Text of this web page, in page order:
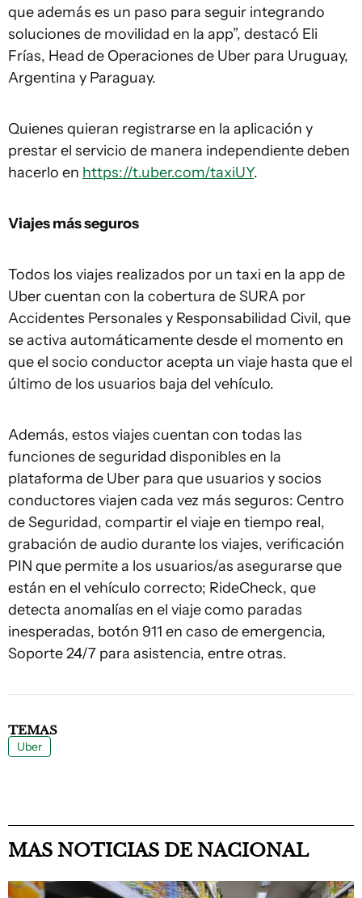
que además es un paso para seguir integrando
soluciones de movilidad en la app”, destacó Eli
Frías, Head de Operaciones de Uber para Uruguay,
Argentina y Paraguay.
Quienes quieran registrarse en la aplicación y
prestar el servicio de manera independiente deben
hacerlo en https://t.uber.com/taxiUY.
Viajes más seguros
Todos los viajes realizados por un taxi en la app de
Uber cuentan con la cobertura de SURA por
Accidentes Personales y Responsabilidad Civil, que
se activa automáticamente desde el momento en
que el socio conductor acepta un viaje hasta que el
último de los usuarios baja del vehículo.
Además, estos viajes cuentan con todas las
funciones de seguridad disponibles en la
plataforma de Uber para que usuarios y socios
conductores viajen cada vez más seguros: Centro
de Seguridad, compartir el viaje en tiempo real,
grabación de audio durante los viajes, verificación
PIN que permite a los usuarios/as asegurarse que
están en el vehículo correcto; RideCheck, que
detecta anomalías en el viaje como paradas
inesperadas, botón 911 en caso de emergencia,
Soporte 24/7 para asistencia, entre otras.
TEMAS
Uber
MAS NOTICIAS DE NACIONAL